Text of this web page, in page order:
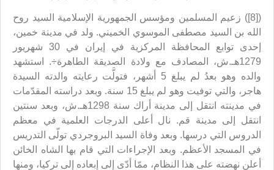
([8]) زعيم المسلمين ومؤسس الجمهورية الإسلامية السيد روح
الله بن السيد مصطفى الموسوي الخميني. ولد في مدينة خمين،
إحدى توابع المحافظة المركزية في إيران في 30 شهريور
1279هـ.ش، المصادف مع ولادة الصديقة الطاهرة÷. استشهد
والده وهو بعدُ لم يبلغ 5 أشهر، فتولَّت رعايته والدته السيدة
هاجر، والتي توفيت وهو لم يبلغ 15 سنة. وبعد دراسته المقدّمات
في مدينته انتقل إلى مدينة أراك سنة 1298هـ.ش، وبعد سنتين
انتقل إلى مدينة قم. نال أعلى الدرجات العلمية في معظم
الدروس التي درسها. وبعد وفاة السيد البروجردي تولّى التدريس
في المسجد الأعظم. وبعد الإجراءات التي قام بها الشاه الخائن
أعلن نهضته على هذا النظام، ممّا أدّى إلى إبعاده إلى تركيا، ومنها